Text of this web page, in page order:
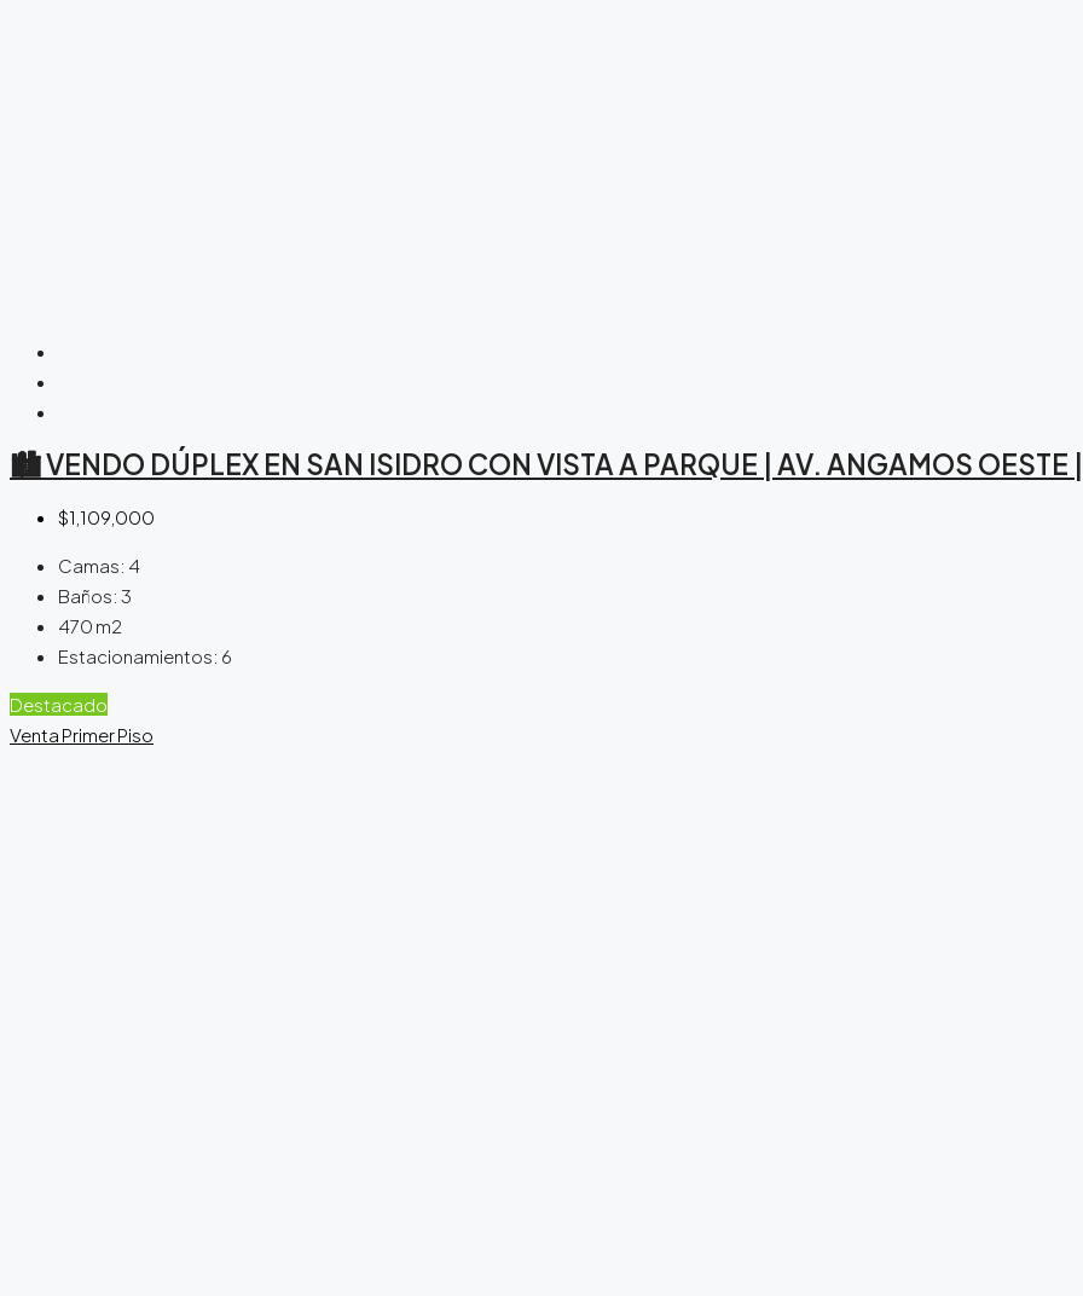
🏙️ VENDO DÚPLEX EN SAN ISIDRO CON VISTA A PARQUE | AV. ANGAMOS
$1,109,000
Camas: 4
Baños: 3
470 m2
Estacionamientos: 6
Destacado
Venta Primer Piso